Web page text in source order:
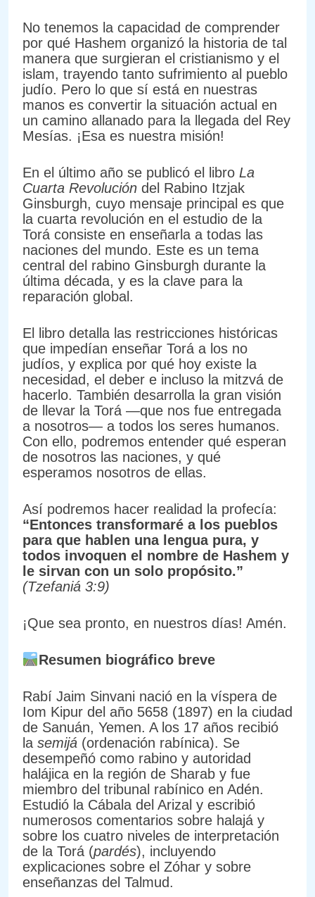
No tenemos la capacidad de comprender
por qué Hashem organizó la historia de tal
manera que surgieran el cristianismo y el
islam, trayendo tanto sufrimiento al pueblo
judío. Pero lo que sí está en nuestras
manos es convertir la situación actual en
un camino allanado para la llegada del Rey
Mesías. ¡Esa es nuestra misión!
En el último año se publicó el libro La
Cuarta Revolución del Rabino Itzjak
Ginsburgh, cuyo mensaje principal es que
la cuarta revolución en el estudio de la
Torá consiste en enseñarla a todas las
naciones del mundo. Este es un tema
central del rabino Ginsburgh durante la
última década, y es la clave para la
reparación global.
El libro detalla las restricciones históricas
que impedían enseñar Torá a los no
judíos, y explica por qué hoy existe la
necesidad, el deber e incluso la mitzvá de
hacerlo. También desarrolla la gran visión
de llevar la Torá —que nos fue entregada
a nosotros— a todos los seres humanos.
Con ello, podremos entender qué esperan
de nosotros las naciones, y qué
esperamos nosotros de ellas.
Así podremos hacer realidad la profecía:
“Entonces transformaré a los pueblos
para que hablen una lengua pura, y
todos invoquen el nombre de Hashem y
le sirvan con un solo propósito.”
(Tzefaniá 3:9)
¡Que sea pronto, en nuestros días! Amén.
Resumen biográfico breve
Rabí Jaim Sinvani nació en la víspera de
Iom Kipur del año 5658 (1897) en la ciudad
de Sanuán, Yemen. A los 17 años recibió
la semijá (ordenación rabínica). Se
desempeñó como rabino y autoridad
halájica en la región de Sharab y fue
miembro del tribunal rabínico en Adén.
Estudió la Cábala del Arizal y escribió
numerosos comentarios sobre halajá y
sobre los cuatro niveles de interpretación
de la Torá (pardés), incluyendo
explicaciones sobre el Zóhar y sobre
enseñanzas del Talmud.